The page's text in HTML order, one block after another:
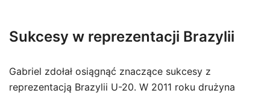
Sukcesy w reprezentacji Brazylii
Gabriel zdołał osiągnąć znaczące sukcesy z
reprezentacją Brazylii U-20. W 2011 roku drużyna